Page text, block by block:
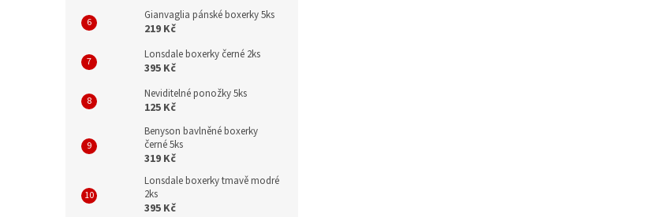
Gianvaglia pánské boxerky 5ks
219 Kč
Lonsdale boxerky černé 2ks
395 Kč
Neviditelné ponožky 5ks
125 Kč
Benyson bavlněné boxerky
černé 5ks
319 Kč
Lonsdale boxerky tmavě modré
2ks
395 Kč